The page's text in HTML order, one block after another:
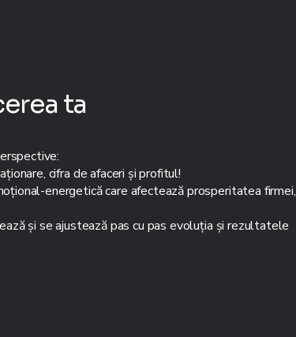
ta
cifra de afaceri și profitul!
energetică care afectează prosperitatea firmei,
și se ajustează pas cu pas evoluția și rezultatele